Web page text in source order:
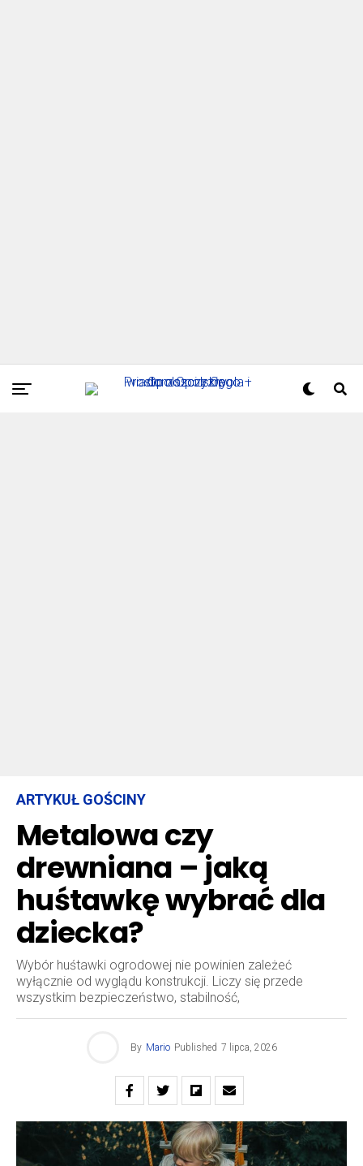
ARTYKUŁ GOŚCINY
Metalowa czy
drewniana – jaką
huśtawkę wybrać dla
dziecka?
Wybór huśtawki ogrodowej nie powinien zależeć
wyłącznie od wyglądu konstrukcji. Liczy się przede
wszystkim bezpieczeństwo, stabilność,
By Mario Published 7 lipca, 2026